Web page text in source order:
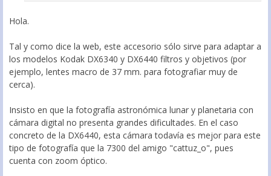
Hola.
Tal y como dice la web, este accesorio sólo sirve para adaptar a
los modelos Kodak DX6340 y DX6440 filtros y objetivos (por
ejemplo, lentes macro de 37 mm. para fotografiar muy de
cerca).
Insisto en que la fotografía astronómica lunar y planetaria con
cámara digital no presenta grandes dificultades. En el caso
concreto de la DX6440, esta cámara todavía es mejor para este
tipo de fotografía que la 7300 del amigo "cattuz_o", pues
cuenta con zoom óptico.